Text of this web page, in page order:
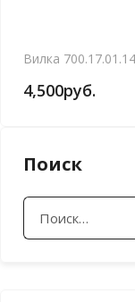
Вилка
4,500руб.
Поиск
Найти: